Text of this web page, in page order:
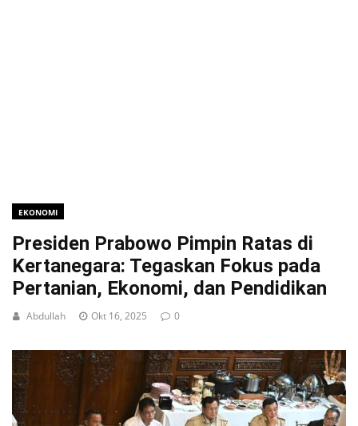
EKONOMI
Presiden Prabowo Pimpin Ratas di
Kertanegara: Tegaskan Fokus pada
Pertanian, Ekonomi, dan Pendidikan
Abdullah Okt 16, 2025 0